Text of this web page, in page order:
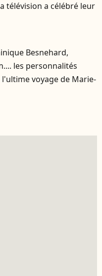
télévision a célébré leur
Besnehard,
les personnalités
voyage de Marie-